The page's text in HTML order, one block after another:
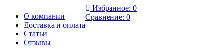
О компании
Доставка и оплата
Статьи
Отзывы
Избранное: 0
Сравнение: 0